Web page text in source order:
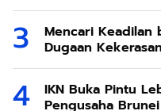
Mencari Keadilan
Dugaan
IKN Buka Pintu
Pengusaha